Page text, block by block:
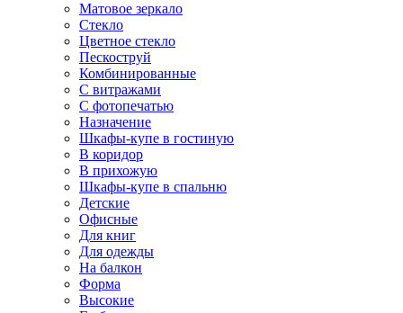
Матовое зеркало
Стекло
Цветное стекло
Пескоструй
Комбинированные
С витражами
С фотопечатью
Назначение
Шкафы-купе в гостиную
В коридор
В прихожую
Шкафы-купе в спальню
Детские
Офисные
Для книг
Для одежды
На балкон
Форма
Высокие